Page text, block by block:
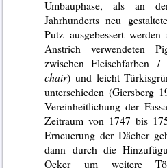
Umbauphase, als an
Jahrhunderts neu
Putz ausgebessert
Anstrich verwendeten
zwischen Fleischfarben /
chair) und leicht
unterschieden (Giersberg
Vereinheitlichung der
Zeitraum von 1747 bis
Erneuerung der Dächer
dann durch die
Ocker um weitere